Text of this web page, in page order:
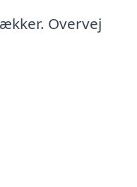
Overvej